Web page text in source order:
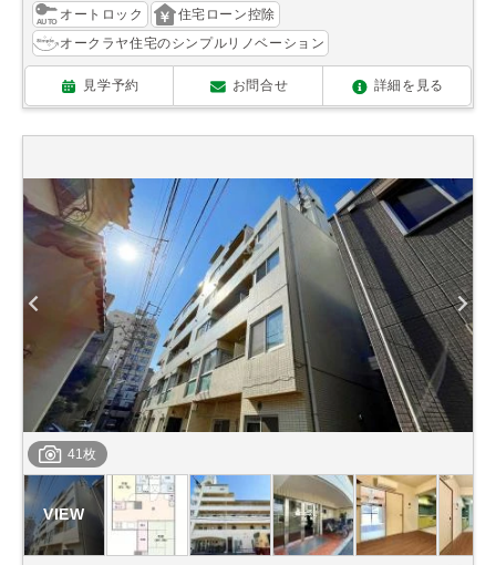
オートロック
住宅ローン控除
オークラヤ住宅のシンプルリノベーション
見学予約 お問合せ 詳細を見る
41枚